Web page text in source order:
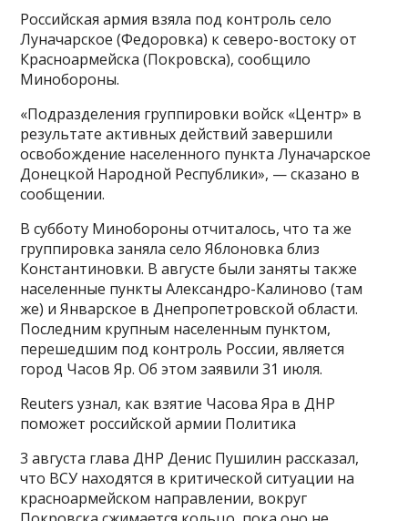
Российская армия взяла под контроль село
Луначарское (Федоровка) к северо-востоку от
Красноармейска (Покровска), сообщило
Минобороны.
«Подразделения группировки войск «Центр» в
результате активных действий завершили
освобождение населенного пункта Луначарское
Донецкой Народной Республики», — сказано в
сообщении.
В субботу Минобороны отчиталось, что та же
группировка заняла село Яблоновка близ
Константиновки. В августе были заняты также
населенные пункты Александро-Калиново (там
же) и Январское в Днепропетровской области.
Последним крупным населенным пунктом,
перешедшим под контроль России, является
город Часов Яр. Об этом заявили 31 июля.
Reuters узнал, как взятие Часова Яра в ДНР
поможет российской армии Политика
3 августа глава ДНР Денис Пушилин рассказал,
что ВСУ находятся в критической ситуации на
красноармейском направлении, вокруг